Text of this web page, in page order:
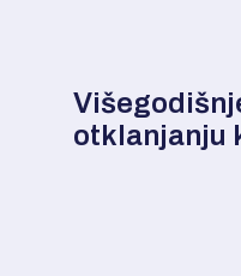
otklanjanju